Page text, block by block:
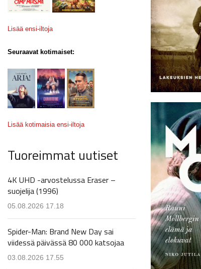
Lisää ensi-iltoja
Seuraavat kotimaiset:
Lisää kotimaisia ensi-iltoja
Tuoreimmat uutiset
4K UHD -arvostelussa Eraser –
suojelija (1996)
05.08.2026 17.18
Spider-Man: Brand New Day sai
viidessä päivässä 80 000 katsojaa
03.08.2026 17.55